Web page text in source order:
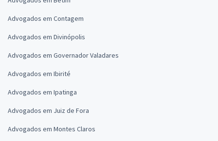
Advogados em Contagem
Advogados em Divinópolis
Advogados em Governador Valadares
Advogados em Ibirité
Advogados em Ipatinga
Advogados em Juiz de Fora
Advogados em Montes Claros